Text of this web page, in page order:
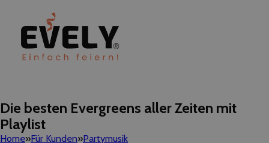
Die besten Evergreens aller Zeiten mit
Playlist
Home Für Kunden Partymusik